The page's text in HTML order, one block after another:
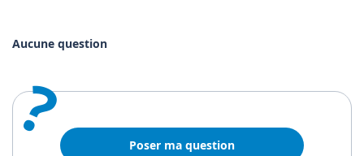
Aucune question
? Poser ma question